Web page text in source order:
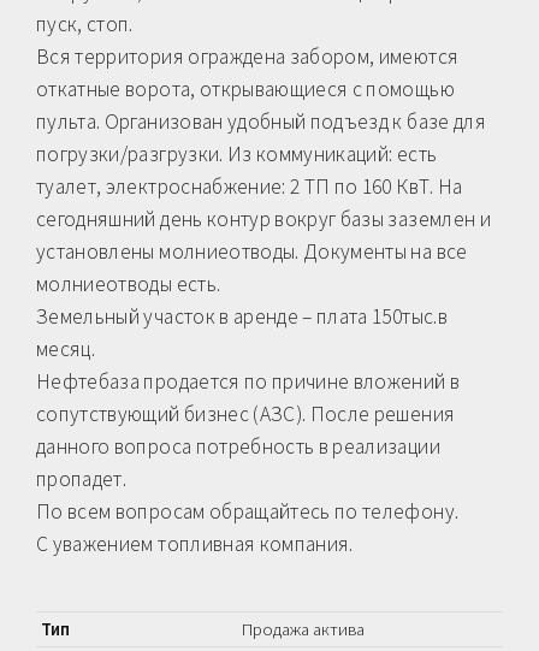
пуск, стоп.
Вся территория ограждена забором, имеются
откатные ворота, oткpывaющиеся с помoщью
пульта. Организован удобный подъезд к базе для
погрузки/разгрузки. Из коммуникаций: есть
туалет, электроснабжение: 2 ТП по 160 КвТ. На
сегодняшний день контур вокруг базы заземлен и
установлены молниеотводы. Документы на все
молниеотводы есть.
Земельный участок в аренде – плата 150тыс.в
месяц.
Нефтебаза продается по причине вложений в
сопутствующий бизнес (АЗС). После решения
данного вопроса потребность в реализации
пропадет.
По всем вопросам обращайтесь по телефону.
С уважением топливная компания.
Тип
Продажа актива